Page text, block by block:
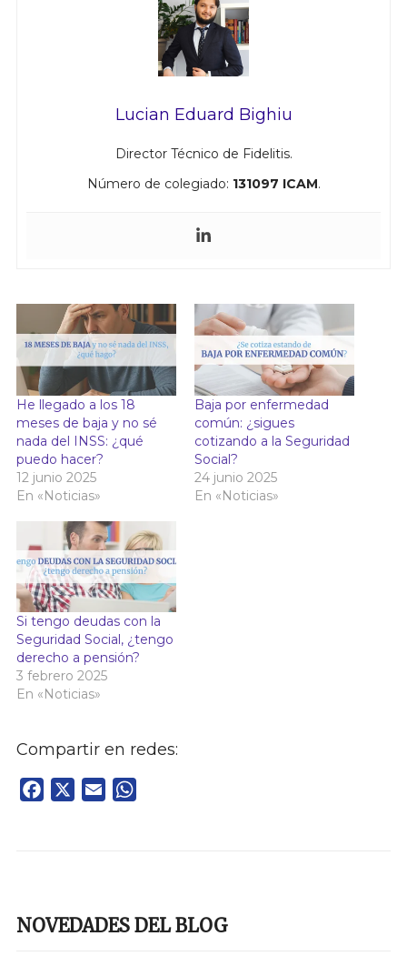
Lucian Eduard Bighiu
Director Técnico de Fidelitis.
Número de colegiado: 131097 ICAM.
He llegado a los 18
meses de baja y no sé
nada del INSS: ¿qué
puedo hacer?
12 junio 2025
En «Noticias»
Baja por enfermedad
común: ¿sigues
cotizando a la Seguridad
Social?
24 junio 2025
En «Noticias»
Si tengo deudas con la
Seguridad Social, ¿tengo
derecho a pensión?
3 febrero 2025
En «Noticias»
Compartir en redes:
Facebook Email
NOVEDADES DEL BLOG